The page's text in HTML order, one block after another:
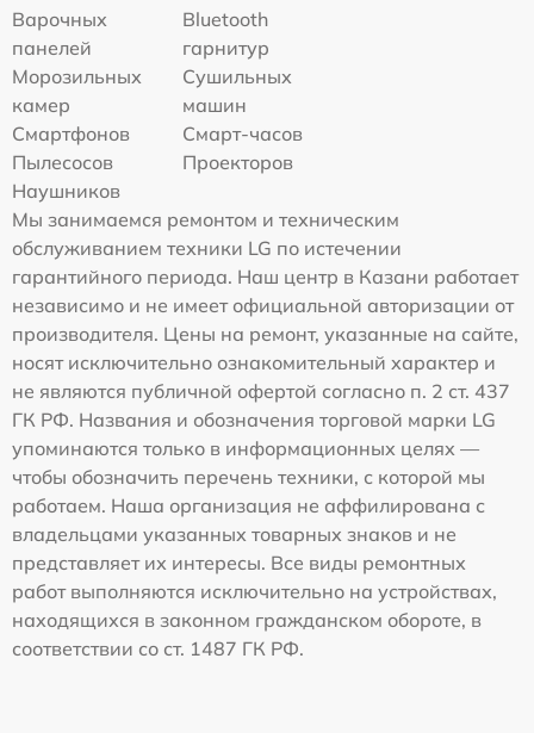
Варочных
панелей
Bluetooth
гарнитур
Морозильных
камер
Сушильных
машин
Смартфонов
Смарт-часов
Пылесосов
Проекторов
Наушников
Мы занимаемся ремонтом и техническим
обслуживанием техники LG по истечении
гарантийного периода. Наш центр в Казани работает
независимо и не имеет официальной авторизации от
производителя. Цены на ремонт, указанные на сайте,
носят исключительно ознакомительный характер и
не являются публичной офертой согласно п. 2 ст. 437
ГК РФ. Названия и обозначения торговой марки LG
упоминаются только в информационных целях —
чтобы обозначить перечень техники, с которой мы
работаем. Наша организация не аффилирована с
владельцами указанных товарных знаков и не
представляет их интересы. Все виды ремонтных
работ выполняются исключительно на устройствах,
находящихся в законном гражданском обороте, в
соответствии со ст. 1487 ГК РФ.